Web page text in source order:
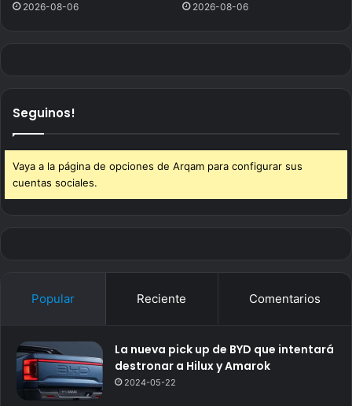
2026-08-06 2026-08-06
Seguinos!
Vaya a la página de opciones de Arqam para configurar sus
cuentas sociales.
Popular Reciente Comentarios
La nueva pick up de BYD que intentará
destronar a Hilux y Amarok
2024-05-22